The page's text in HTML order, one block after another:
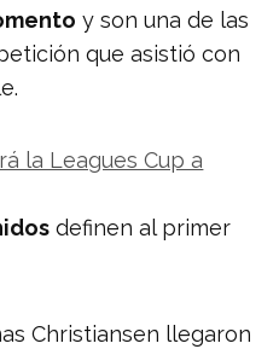
y son una de las
que asistió con
la Leagues Cup a
definen al primer
Christiansen llegaron